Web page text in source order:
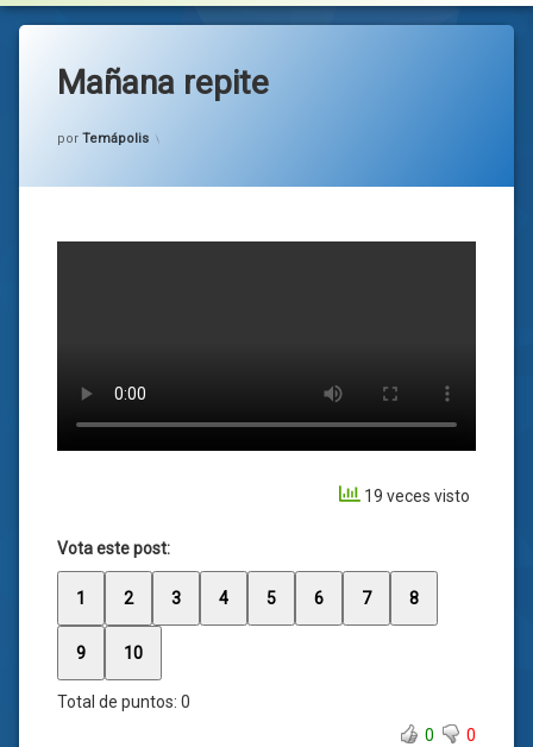
Mañana repite
por Temápolis
19 veces visto
Vota este post:
1 2 3 4 5 6 7 8
9 10
Total de puntos: 0
0
0